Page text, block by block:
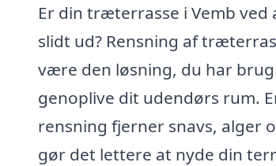
Er din træterrasse i Vemb
slidt ud? Rensning af
være den løsning, du har
genoplive dit udendørs rum.
rensning fjerner snavs, alger
gør det lettere at nyde din